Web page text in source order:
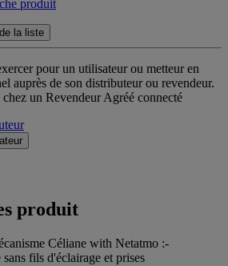
produit
la liste
pour un utilisateur ou metteur en
auprès de son distributeur ou revendeur.
un Revendeur Agréé connecté
produit
Céliane with Netatmo :-
fils d'éclairage et prises